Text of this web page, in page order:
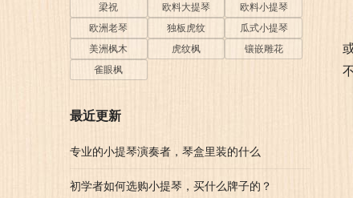
梁祝
欧料大提琴
欧料小提琴
欧洲老琴
独板虎纹
瓜式小提琴
美洲枫木
虎纹枫
镶嵌雕花
雀眼枫
最近更新
专业的小提琴演奏者，琴盒里装的什么
初学者如何选购小提琴，买什么牌子的？